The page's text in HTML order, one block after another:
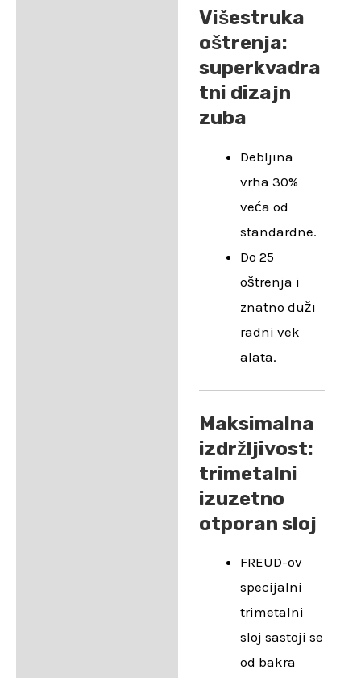
Višestruka
oštrenja:
superkvadra
tni dizajn
zuba
Debljina
vrha 30%
veća od
standardne.
Do 25
oštrenja i
znatno duži
radni vek
alata.
Maksimalna
izdržljivost:
trimetalni
izuzetno
otporan sloj
FREUD-ov
specijalni
trimetalni
sloj sastoji se
od bakra